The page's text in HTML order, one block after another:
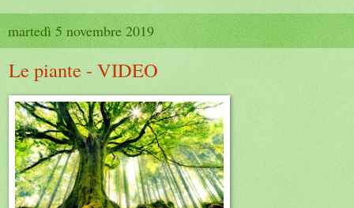
martedì 5 novembre 2019
Le piante - VIDEO